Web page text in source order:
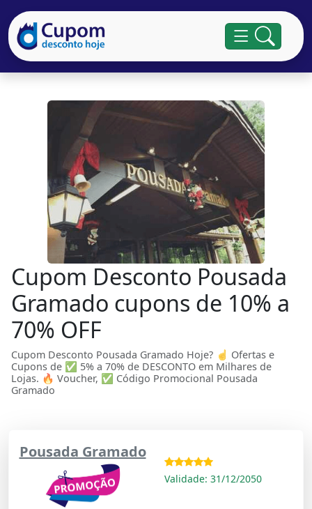
Cupom Desconto Pousada
Gramado cupons de 10% a
70% OFF
Cupom Desconto Pousada Gramado Hoje? ☝ Ofertas e
Cupons de ✅ 5% a 70% de DESCONTO em Milhares de
Lojas. 🔥 Voucher, ✅ Código Promocional Pousada
Gramado
Pousada Gramado
Validade: 31/12/2050